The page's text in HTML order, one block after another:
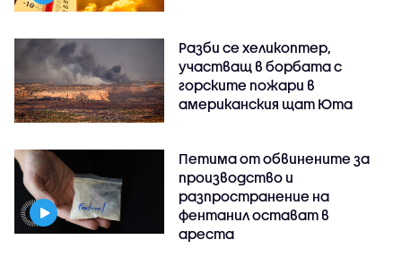
Разби се хеликоптер,
участващ в борбата с
горските пожари в
американския щат Юта
Петима от обвинените за
производство и
разпространение на
фентанил остават в
ареста